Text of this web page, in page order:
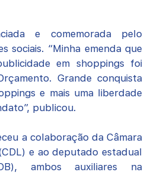
e comemorada pelo
sociais. “Minha emenda que
em shoppings foi
Grande conquista
e mais uma liberdade
publicou.
a colaboração da Câmara
e ao deputado estadual
ambos auxiliares na